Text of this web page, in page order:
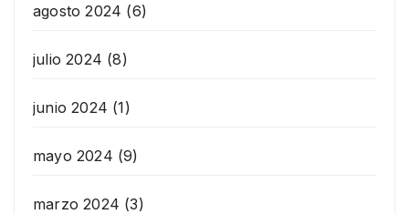
agosto 2024 (6)
julio 2024 (8)
junio 2024 (1)
mayo 2024 (9)
marzo 2024 (3)